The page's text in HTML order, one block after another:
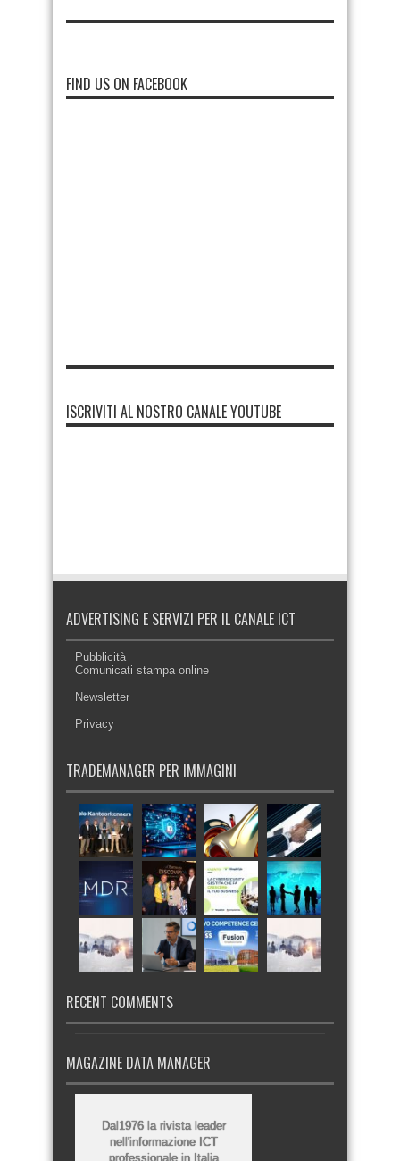
FIND US ON FACEBOOK
ISCRIVITI AL NOSTRO CANALE YOUTUBE
ADVERTISING E SERVIZI PER IL CANALE ICT
Pubblicità
Comunicati stampa online
Newsletter
Privacy
TRADEMANAGER PER IMMAGINI
RECENT COMMENTS
MAGAZINE DATA MANAGER
Dal1976 la rivista leader
nell'informazione ICT
professionale in Italia